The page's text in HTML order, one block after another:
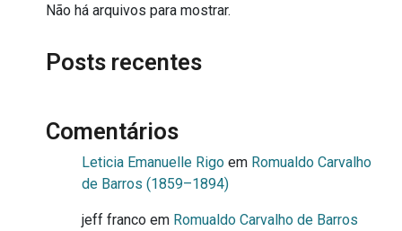
Não há arquivos para mostrar.
Posts recentes
Comentários
Leticia Emanuelle Rigoem Romualdo Carvalho
de Barros (1859–1894)
jeff francoem Romualdo Carvalho de Barros